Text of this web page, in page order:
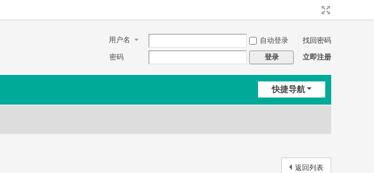
用户名 自动登录
找回密码
密码
登录 立即注册
快捷导航
返回列表